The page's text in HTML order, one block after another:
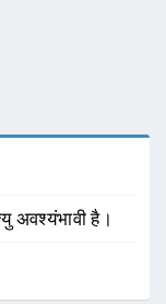
अवश्यंभावी है।